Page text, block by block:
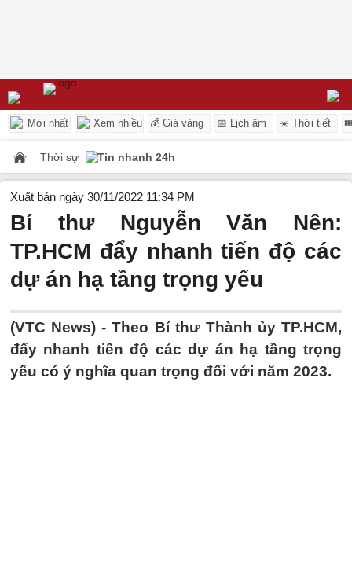
Mới nhất Xem nhiều 💰 Giá vàng 📅 Lịch âm ☀️ Thời tiết
Thời sự Tin nhanh 24h
Xuất bản ngày 30/11/2022 11:34 PM
Bí thư Nguyễn Văn Nên:
TP.HCM đẩy nhanh tiến độ các
dự án hạ tầng trọng yếu
(VTC News) -Theo Bí thư Thành ủy TP.HCM,
đẩy nhanh tiến độ các dự án hạ tầng trọng
yếu có ý nghĩa quan trọng đối với năm 2023.